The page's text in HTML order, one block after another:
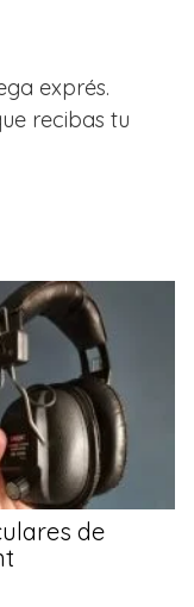
exprés.
recibas tu
de